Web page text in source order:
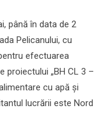
până în data de 2
Pelicanului, cu
efectuarea
proiectului „BH CL 3 –
cu apă și
lucrării este Nord